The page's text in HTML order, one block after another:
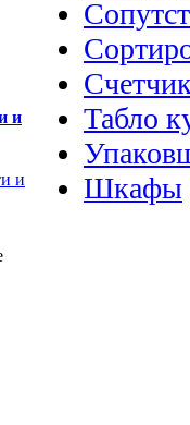
и
Табло
Шкафы